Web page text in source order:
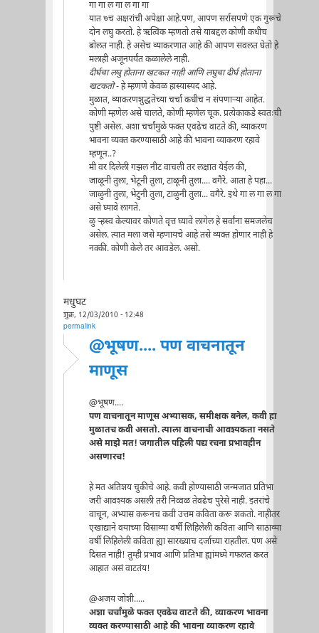
गा गा ल गा ल गा गा
यात ७च अक्षरांची अपेक्षा आहे.पण, आपण सर्रासपणे एक गुरूचे
दोन लघु करतो. हे ऋत्विक म्हणतो तसे याबद्दल कोणी कधीच
बोलत नाही. हे असेच व्याकरणात आहे की आपण सवलत घेतो हे
मलाही अजूनपर्यंत कळालेले नाही.
दीर्घचा लघु होताना खटकत नाही आणि लघुचा दीर्घ होताना
खटकतो- हे म्हणणे केवळ हास्यास्पद आहे.
मुळात, व्याकरणशुद्धतेच्या चर्चा कधीच न संपणार्‍या आहेत.
कोणी म्हणेल असे चालते, कोणी म्हणेल चूक. प्रत्येकाकडे स्वतःची
पुष्टी असेल. अशा चर्चांमुळे फक्त एवढेच वाटते की, व्याकरण
भावना व्यक्त करण्यासाठी आहे की भावना व्याकरण रहावे
म्हणून..?
मी वर दिलेली गझल नीट वाचली तर लक्षात येईल की,
जाळूनी तुला, भेटूनी तुला, टाळूनी तुला.... वगैरे. आता हे पहा...
जाळुनी तुला, भेटुनी तुला, टाळुनी तुला... वगैरे. इथे गा ल गा ल गा
असे घ्यावे लागते.
ळु र्‍हस्व केल्यावर कोणते वृत्त घ्यावे लागेल हे सर्वांना समजलेच
असेल. त्यात मला जसे म्हणायचे आहे तसे व्यक्त होणार नाही हे
नक्की. कोणी केले तर आवडेल. असो.
मधुघट
शुक्र, 12/03/2010 - 12:48
permalink
@भूषण.... पण वाचनातून
माणूस
@भूषण....
पण वाचनातून माणूस अभ्यासक, समीक्षक बनेल, कवी हा
मुळातच कवी असतो. त्याला वाचनाची आवश्यकता नसते
असे माझे मत! जगातील पहिली पद्य रचना प्रभावहीन
असणारच!
हे मत अतिशय चुकीचे आहे. कवी होण्यासाठी जन्मजात प्रतिभा
जरी आवश्यक असली तरी निव्वळ तेवढेच पुरेसे नाही. इतरांचे
वाचून, अभ्यास करूनच कवी उत्तम कविता करू शकतो. नाहीतर
एखाद्याने वयाच्या विसाव्या वर्षी लिहिलेली कविता आणि साठाव्या
वर्षी लिहिलेली कविता ह्या सारख्याच दर्जाच्या राहतील. पण असे
दिसत नाही! तुम्ही प्रभाव आणि प्रतिभा ह्यांमध्ये गफलत करत
आहात असं वाटतंय!
@अजय जोशी.....
अशा चर्चांमुळे फक्त एवढेच वाटते की, व्याकरण भावना
व्यक्त करण्यासाठी आहे की भावना व्याकरण रहावे